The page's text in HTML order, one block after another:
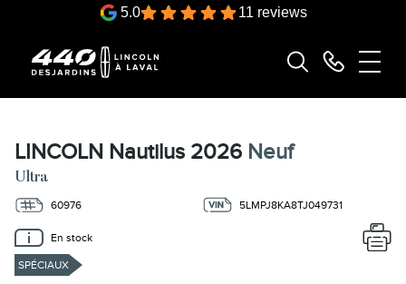
5.0 11 reviews
LINCOLN Nautilus 2026 Neuf
Ultra
60976 5LMPJ8KA8TJ049731
En stock
SPÉCIAUX